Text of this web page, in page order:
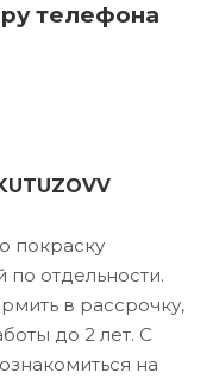
телефона
покраску
по отдельности.
в рассрочку,
до 2 лет. С
на